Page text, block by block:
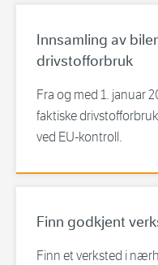
Innsamling av
drivstofforbruk
Fra og med 1. januar
faktiske
ved EU-kontroll.
Finn godkjent
Finn et verksted i